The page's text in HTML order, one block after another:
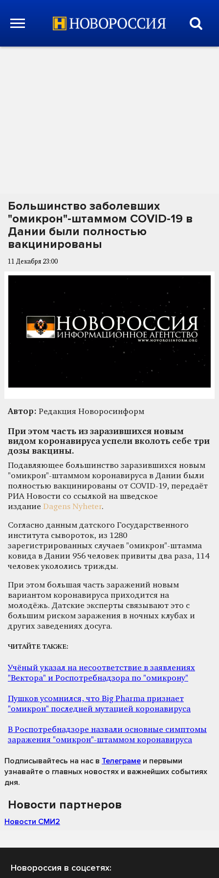
Большинство заболевших
"омикрон"-штаммом COVID-19 в
Дании были полностью
вакцинированы
11 Декабря 23:00
Автор: Редакция Новоросинформ
При этом часть из заразившихся новым
видом коронавируса успели вколоть себе три
дозы вакцины.
Подавляющее большинство заразившихся новым
"омикрон"-штаммом коронавируса в Дании были
полностью вакцинированы от COVID-19, передаёт
РИА Новости со ссылкой на шведское
издание Dagens Nyheter.
Согласно данным датского Государственного
института сывороток, из 1280
зарегистрированных случаев "омикрон"-штамма
ковида в Дании 956 человек привиты два раза, 114
человек укололись трижды.
При этом большая часть заражений новым
вариантом коронавируса приходится на
молодёжь. Датские эксперты связывают это с
большим риском заражения в ночных клубах и
других заведениях досуга.
ЧИТАЙТЕ ТАКЖЕ:
Учёный указал на несоответствие в заявлениях
"Вектора" и Роспотребнадзора по "омикрону"
Пушков усомнился, что Big Pharma признает
"омикрон" последней мутацией коронавируса
В Роспотребнадзоре назвали основные симптомы
заражения "омикрон"-штаммом коронавируса
Подписывайтесь на нас в Телеграме и первыми
узнавайте о главных новостях и важнейших событиях
дня.
Новости партнеров
Новости СМИ2
Новороссия в соцсетях: